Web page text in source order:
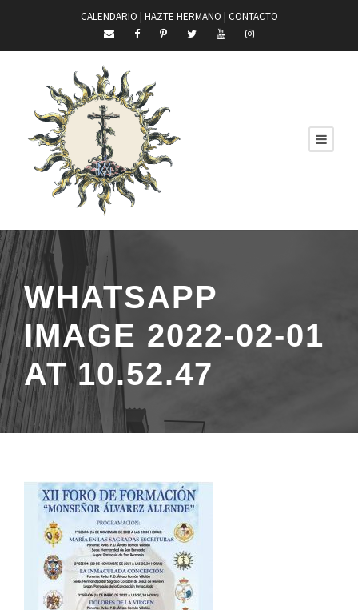
CALENDARIO | HAZTE HERMANO | CONTACTO
WHATSAPP
IMAGE 2022-02-01
AT 10.52.47